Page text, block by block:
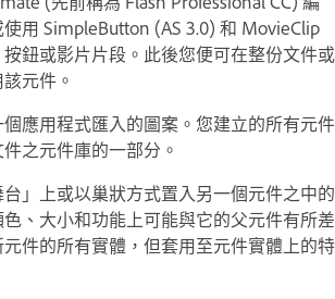
用 SimpleButton (AS 3.0) 和 MovieClip
鈕或影片片段。此後您便可在整份文件或
元件。
應用程式匯入的圖案。您建立的所有元件
之元件庫的一部分。
」上或以巢狀方式置入另一個元件之中的
、大小和功能上可能與它的父元件有所差
件的所有實體，但套用至元件實體上的特